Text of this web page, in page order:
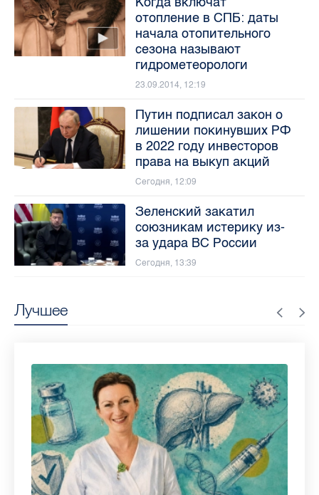
Лучшее
отопление в СПБ: даты
начала отопительного
сезона называют
гидрометеорологи
23.09.2014, 12:19
Путин подписал закон о
лишении покинувших РФ
в 2022 году инвесторов
права на выкуп акций
Сегодня, 12:09
Зеленский закатил
союзникам истерику из-
за удара ВС России
Сегодня, 13:39